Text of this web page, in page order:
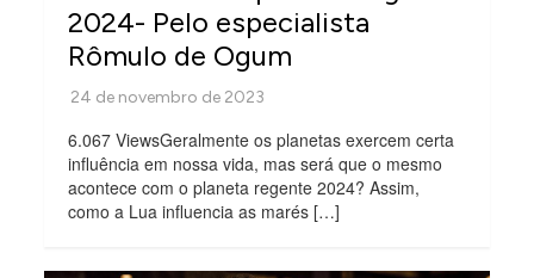
2024- Pelo especialista
Rômulo de Ogum
6.067 ViewsGeralmente os planetas exercem certa
influência em nossa vida, mas será que o mesmo
acontece com o planeta regente 2024? Assim,
como a Lua influencia as marés […]